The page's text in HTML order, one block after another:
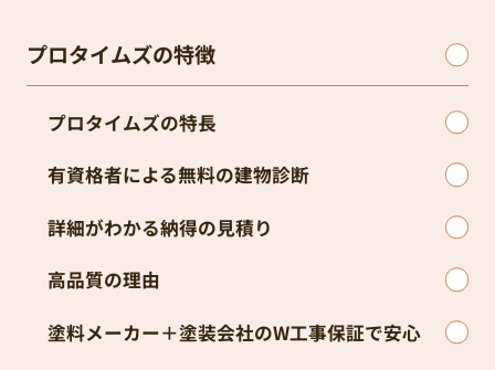
プロタイムズの特徴
プロタイムズの特長
有資格者による無料の建物診断
詳細がわかる納得の見積り
高品質の理由
塗料メーカー＋塗装会社のW工事保証で安心